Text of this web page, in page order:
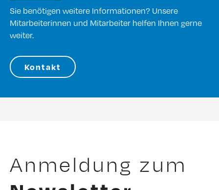
Sie benötigen weitere Informationen? Unsere
Mitarbeiterinnen und Mitarbeiter helfen Ihnen gerne
weiter.
Kontakt
Anmeldung zum